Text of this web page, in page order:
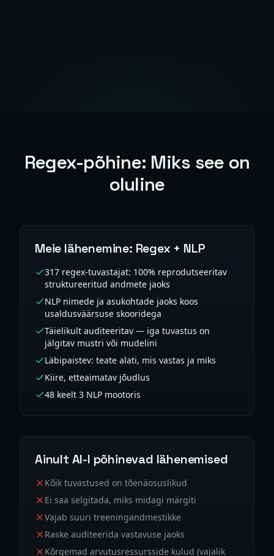
Regex-põhine: Miks see on
oluline
Meie lähenemine: Regex + NLP
317 regex-tuvastajat: 100% reprodutseeritav
struktureeritud andmete jaoks
NLP nimede ja asukohtade jaoks koos
usaldusväärsuse skooridega
Täielikult auditeeritav — iga tuvastus on
jälgitav mustri või mudelini
Läbipaistev: teate alati, mis vastas ja miks
Kiire, etteaimatav jõudlus
48 keelt 3 NLP mootoris
Ainult AI-l põhinevad lähenemised
Kõik tuvastused on tõenäosuslikud
Ei saa selgitada, miks midagi märgiti
Vajab suuri treeningandmestikke
Raske auditeerida vastavuse jaoks
Kõrgemad arvutusressursside kulud (vajalik